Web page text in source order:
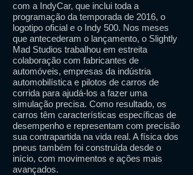
com a IndyCar, que inclui toda a
programação da temporada de 2016, o
logotipo oficial e o Indy 500. Nos meses
que antecederam o lançamento, o Slightly
Mad Studios trabalhou em estreita
colaboração com fabricantes de
automóveis, empresas da indústria
automobilística e pilotos de carros de
corrida para ajudá-los a fazer uma
simulação precisa. Como resultado, os
carros têm características específicas de
desempenho e representam com precisão
sua contrapartida na vida real. A física dos
pneus também foi construída desde o
início, com movimentos e ações mais
avançados.